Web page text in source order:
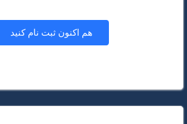
هم اکنون ثبت نام کنید